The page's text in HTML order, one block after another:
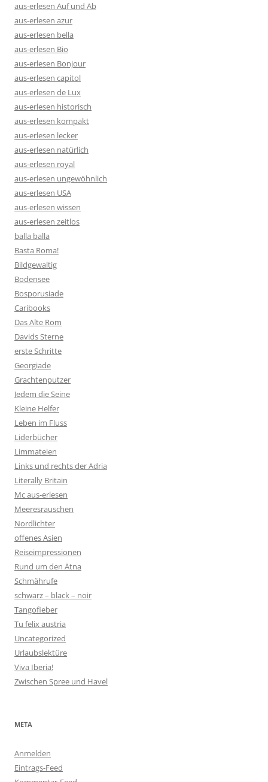
aus-erlesen Auf und Ab
aus-erlesen azur
aus-erlesen bella
aus-erlesen Bio
aus-erlesen Bonjour
aus-erlesen capitol
aus-erlesen de Lux
aus-erlesen historisch
aus-erlesen kompakt
aus-erlesen lecker
aus-erlesen natürlich
aus-erlesen royal
aus-erlesen ungewöhnlich
aus-erlesen USA
aus-erlesen wissen
aus-erlesen zeitlos
balla balla
Basta Roma!
Bildgewaltig
Bodensee
Bosporusiade
Caribooks
Das Alte Rom
Davids Sterne
erste Schritte
Georgiade
Grachtenputzer
Jedem die Seine
Kleine Helfer
Leben im Fluss
Liderbücher
Limmateien
Links und rechts der Adria
Literally Britain
Mc aus-erlesen
Meeresrauschen
Nordlichter
offenes Asien
Reiseimpressionen
Rund um den Ätna
Schmährufe
schwarz – black – noir
Tangofieber
Tu felix austria
Uncategorized
Urlaubslektüre
Viva Iberia!
Zwischen Spree und Havel
META
Anmelden
Eintrags-Feed